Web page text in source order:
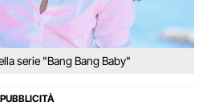
serie "Bang Bang Baby"